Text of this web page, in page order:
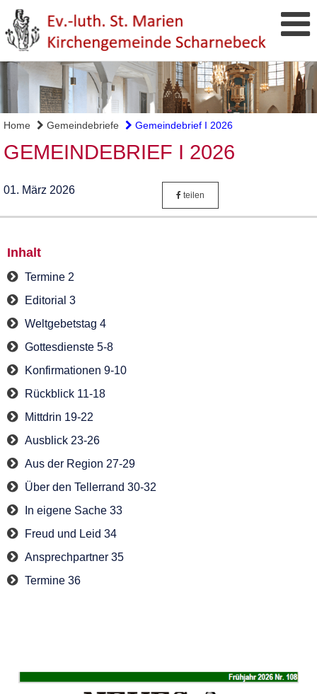
Home Gemeindebriefe Gemeindebrief I 2026
GEMEINDEBRIEF I 2026
01. März 2026 teilen
Inhalt
Termine 2
Editorial 3
Weltgebetstag 4
Gottesdienste 5-8
Konfirmationen 9-10
Rückblick 11-18
Mittdrin 19-22
Ausblick 23-26
Aus der Region 27-29
Über den Tellerrand 30-32
In eigene Sache 33
Freud und Leid 34
Ansprechpartner 35
Termine 36